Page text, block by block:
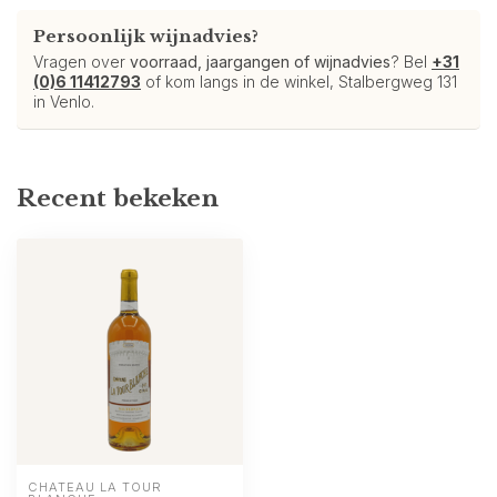
Persoonlijk wijnadvies?
Vragen over voorraad, jaargangen of wijnadvies? Bel +31
(0)6 11412793 of kom langs in de winkel, Stalbergweg 131
in Venlo.
Recent bekeken
CHÂTEAU LA TOUR